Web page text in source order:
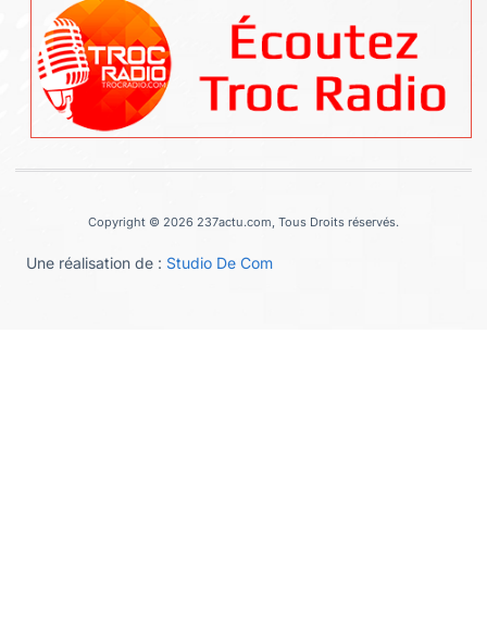
Copyright © 2026 237actu.com, Tous Droits réservés.
Une réalisation de : Studio De Com